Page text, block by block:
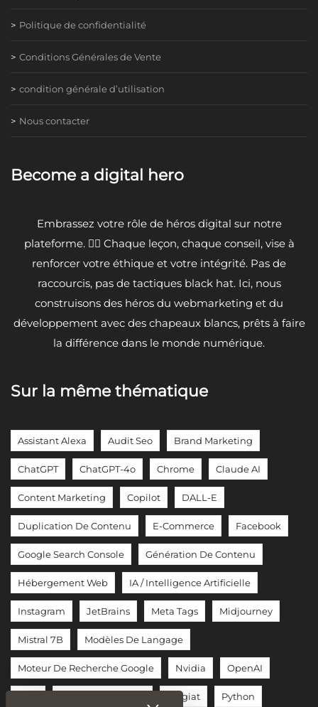
Politique de confidentialité
Conditions Générales de Vente
condition générale d’utilisation
Nous contacter
Become a digital hero
Embrassez votre rôle de héros digital sur notre
plateforme. 🦸‍♂️ Chaque leçon, chaque conseil, vise à
renforcer votre éthique et votre intégrité. Pas de
raccourcis, pas de tactiques black hat. Ici, nous
construisons des héros du webmarketing et du
développement avec des chapeaux blancs, prêts à faire
la différence dans le monde numérique.
Sur la même thématique
Assistant Alexa Audit Seo Brand Marketing
ChatGPT ChatGPT-4o Chrome Claude AI
Content Marketing Copilot DALL-E
Duplication De Contenu E-Commerce Facebook
Google Search Console Génération De Contenu
Hébergement Web IA / Intelligence Artificielle
Instagram JetBrains Meta Tags Midjourney
Mistral 7B Modèles De Langage
Moteur De Recherche Google Nvidia OpenAI
Plagiat Python